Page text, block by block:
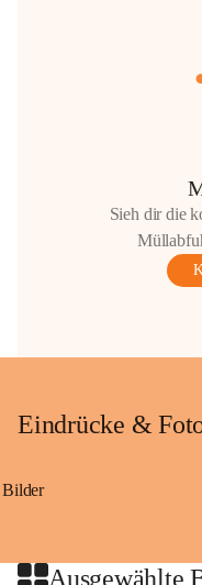
Sieh dir die
Eindrücke &
Bilder
Ausgewählte